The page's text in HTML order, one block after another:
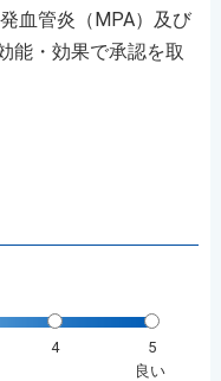
血管炎（MPA）及び
能・効果で承認を取
4
5
良い